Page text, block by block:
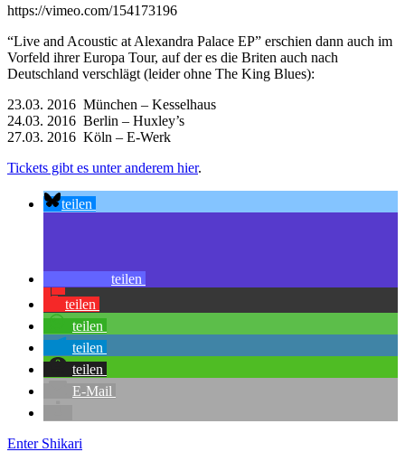
https://vimeo.com/154173196
“Live and Acoustic at Alexandra Palace EP” erschien dann auch im
Vorfeld ihrer Europa Tour, auf der es die Briten auch nach
Deutschland verschlägt (leider ohne The King Blues):
23.03. 2016 München – Kesselhaus
24.03. 2016 Berlin – Huxley’s
27.03. 2016 Köln – E-Werk
Tickets gibt es unter anderem hier.
teilen
teilen
teilen
teilen
teilen
teilen
E-Mail
Enter Shikari